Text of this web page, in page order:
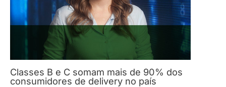
Classes B e C somam mais de 90% dos
consumidores de delivery no país